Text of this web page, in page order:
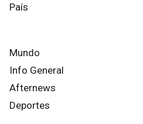
País
Mundo
Info General
Afternews
Deportes